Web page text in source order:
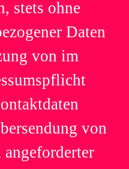
stets ohne
Daten
von im
von